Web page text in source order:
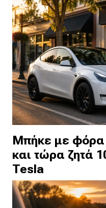
Μπήκε με φόρα
και τώρα ζητά
Tesla